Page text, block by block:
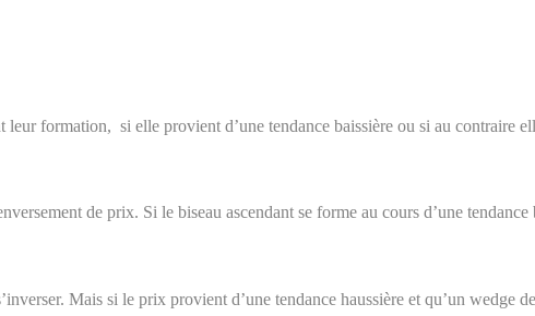
formation, si elle provient d’une tendance baissière ou si au contraire
de prix. Si le biseau ascendant se forme au cours d’une tendance
Mais si le prix provient d’une tendance haussière et qu’un wedge